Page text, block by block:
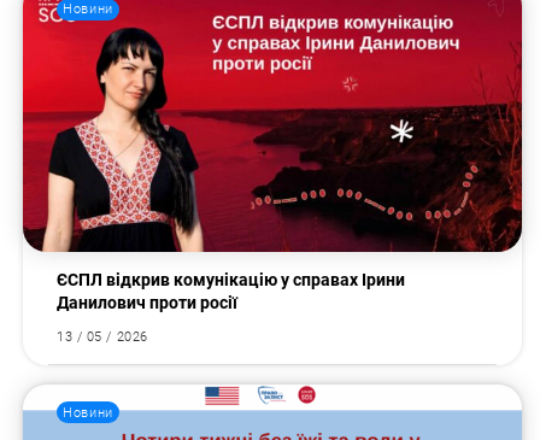
Новини
ЄСПЛ відкрив комунікацію у справах Ірини
Данилович проти росії
13 / 05 / 2026
Новини